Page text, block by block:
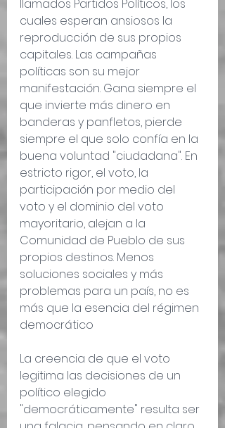
llamados Partidos Políticos, los
cuales esperan ansiosos la
reproducción de sus propios
capitales. Las campañas
políticas son su mejor
manifestación. Gana siempre el
que invierte más dinero en
banderas y panfletos, pierde
siempre el que solo confía en la
buena voluntad "ciudadana". En
estricto rigor, el voto, la
participación por medio del
voto y el dominio del voto
mayoritario, alejan a la
Comunidad de Pueblo de sus
propios destinos. Menos
soluciones sociales y más
problemas para un país, no es
más que la esencia del régimen
democrático
La creencia de que el voto
legitima las decisiones de un
político elegido
"democráticamente" resulta ser